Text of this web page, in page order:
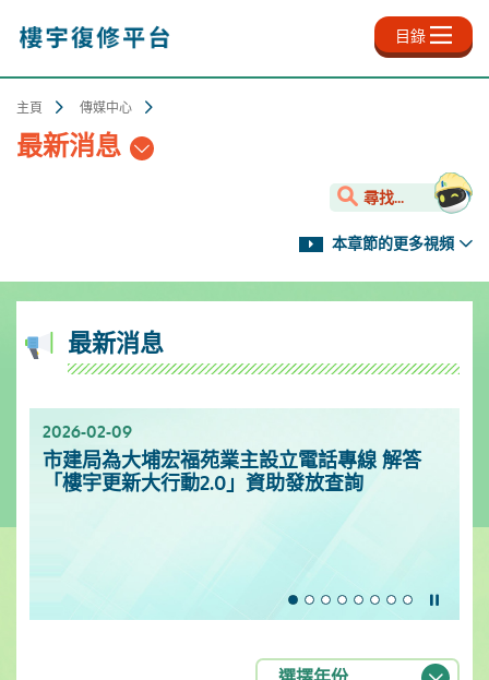
內
目錄
主頁 傳媒中心
最新消息
尋找...
本章節的更多視頻
最新消息
2026-02-09
市建局為大埔宏福苑業主設立電話專線 解答
「樓宇更新大行動2.0」資助發放查詢
2025-11-18
新影片上架✨- 樓宇保養之道
2025-10-13
服務升級！樓宇復修資源中心延長開放時間
[週一至週日]
2025-09-30
「樓宇復修公司資料庫」已於2025年9月更新
2025-06-27
「樓宇復修公司資料庫」已於2025年6月更新
2025-03-25
「樓宇復修公司資料庫」已於2025年3月更新
2025-01-10
市區更新電視特輯
2024-12-31
「樓宇復修公司資料庫」已於2024年12月更新